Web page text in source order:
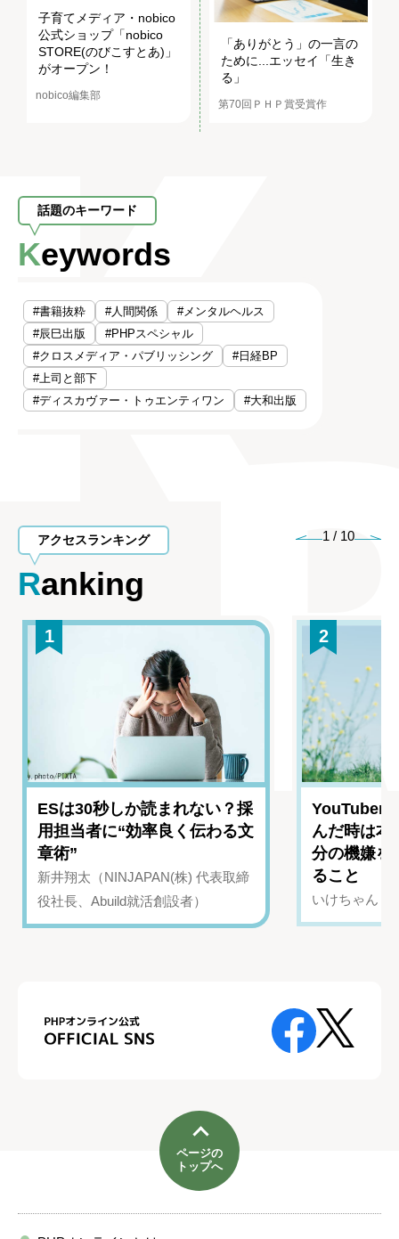
子育てメディア・nobico
公式ショップ「nobico
STORE(のびこすとあ)」
がオープン！
nobico編集部
「ありがとう」の一言の
ために...エッセイ「生き
る」
第70回ＰＨＰ賞受賞作
話題のキーワード
Keywords
#書籍抜粋 #人間関係
#メンタルヘルス
#辰巳出版
#PHPスペシャル
#クロスメディア・パブリッシング
#日経BP
#上司と部下
#ディスカヴァー・トゥエンティワン
#大和出版
アクセスランキング
Ranking
1 / 10
1
ESは30秒しか読まれない？採
用担当者に“効率良く伝わる文
章術”
新井翔太（NINJAPAN(株) 代表取締
役社長、Abuild就活創設者）
2
YouTuber
んだ時は
分の機嫌を
ること
いけちゃん（
ページの
トップへ